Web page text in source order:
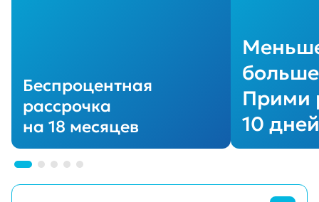
Беспроцентная
рассрочка
на 18 месяцев
Прими
10 дней